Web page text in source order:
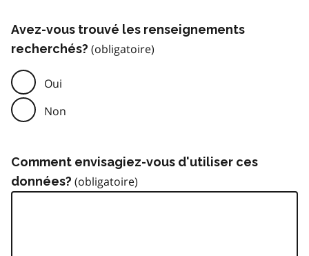
Avez-vous trouvé les renseignements
recherchés?
Oui
Non
Comment envisagiez-vous d'utiliser ces
données?